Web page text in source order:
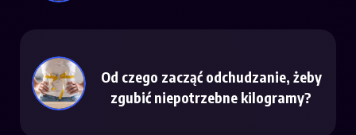
Od czego zacząć odchudzanie, żeby
zgubić niepotrzebne kilogramy?